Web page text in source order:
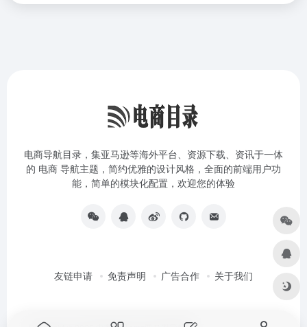
电商导航目录，集亚马逊等海外平台、资源下载、资讯于一体
的 电商 导航主题，简约优雅的设计风格，全面的前端用户功
能，简单的模块化配置，欢迎您的体验
友链申请 免责声明 广告合作 关于我们